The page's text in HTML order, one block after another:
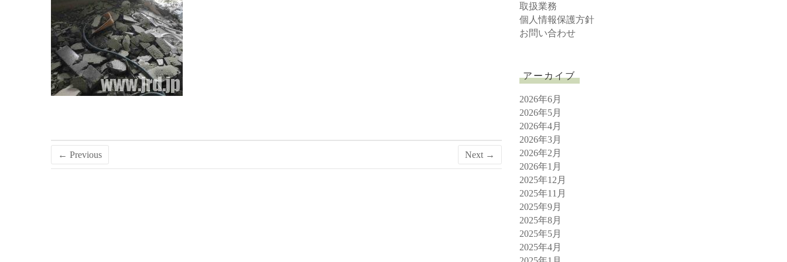
← Previous Next →
取扱業務
個人情報保護方針
お問い合わせ
アーカイブ
2026年6月
2026年5月
2026年4月
2026年3月
2026年2月
2026年1月
2025年12月
2025年11月
2025年9月
2025年8月
2025年5月
2025年4月